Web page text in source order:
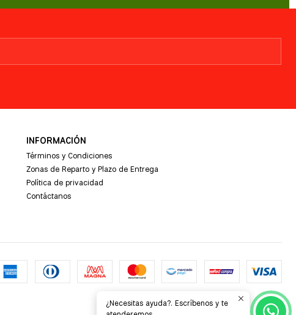
INFORMACIÓN
Términos y Condiciones
Zonas de Reparto y Plazo de Entrega
Política de privacidad
Contáctanos
¿Necesitas ayuda?. Escríbenos y te